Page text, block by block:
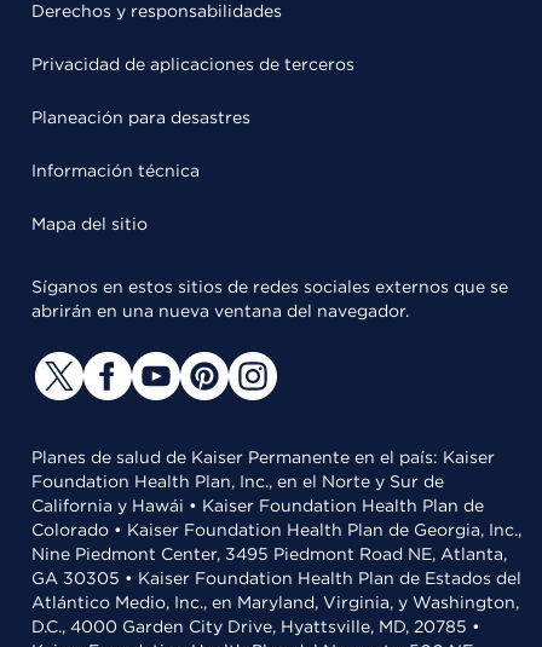
Derechos y responsabilidades
Privacidad de aplicaciones de terceros
Planeación para desastres
Información técnica
Mapa del sitio
Síganos en estos sitios de redes sociales externos que se
abrirán en una nueva ventana del navegador.
Planes de salud de Kaiser Permanente en el país: Kaiser
Foundation Health Plan, Inc., en el Norte y Sur de
California y Hawái • Kaiser Foundation Health Plan de
Colorado • Kaiser Foundation Health Plan de Georgia, Inc.,
Nine Piedmont Center, 3495 Piedmont Road NE, Atlanta,
GA 30305 • Kaiser Foundation Health Plan de Estados del
Atlántico Medio, Inc., en Maryland, Virginia, y Washington,
D.C., 4000 Garden City Drive, Hyattsville, MD, 20785 •